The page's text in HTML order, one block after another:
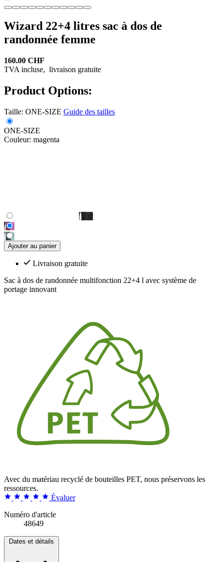
Wizard 22+4 litres sac à dos de
randonnée femme
160.00 CHF
TVA incluse, livraison gratuite
Product Options:
Taille: ONE-SIZE Guide des tailles
ONE-SIZE
Couleur: magenta
Ajouter au panier
Livraison gratuite
Sac à dos de randonnée multifonction 22+4 l avec système de
portage innovant
Avec du matériau recyclé de bouteilles PET, nous préservons les
ressources.
Évaluer
Numéro d'article
48649
Dates et détails